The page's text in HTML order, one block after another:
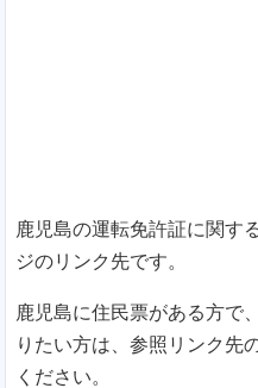
鹿児島の運転免許証に関す
ジのリンク先です。
鹿児島に住民票がある方で
りたい方は、参照リンク先
ください。